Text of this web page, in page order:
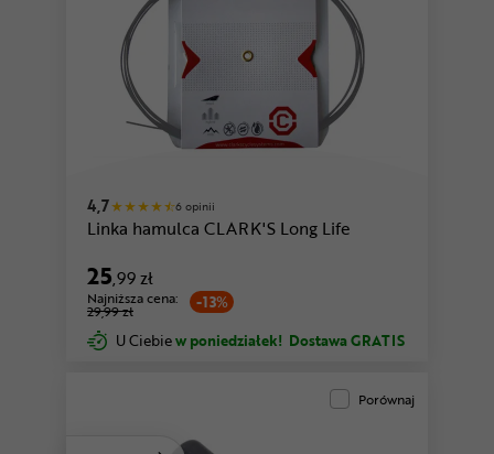
4,7 6 opinii
Linka hamulca CLARK'S Long Life
25,99 zł
-13%
Najniższa cena:
29,99 zł
U Ciebiew poniedziałek! Dostawa GRATIS
Porównaj